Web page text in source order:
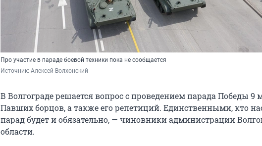
Про участие в параде боевой техники пока не сообщается
Источник: Алексей Волхонский
В Волгограде решается вопрос с проведением парада Победы
Павших борцов, а также его репетиций. Единственными, кто
парад будет и обязательно, — чиновники администрации
области.